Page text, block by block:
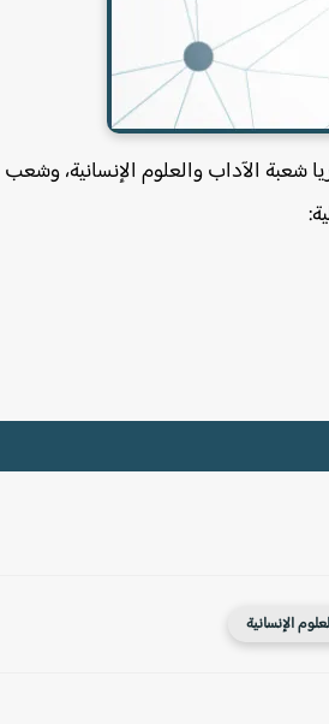
شعبة الآداب والعلوم الإنسانية، وشعب
الإنسانية